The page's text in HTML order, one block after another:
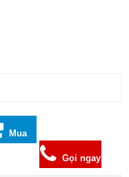
Mua
Gọi ngay